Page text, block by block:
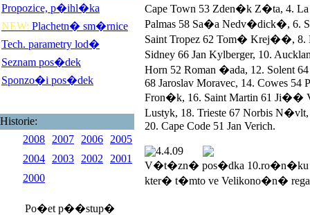
Propozice, p�ihl�ka
NEW: Plachetn� sm�rnice
Tech. parametry lod�
Seznam pos�dek
Sponzo�i pos�dek
Historie:
2008
2007 2006
2005
2004
2003 2002
2001
2000
Po�et p��stup�
Cape Town 53 Zden�k Z�ta, 4.
Palmas 58 Sa�a Nedv�dick�, 6.
Saint Tropez 62 Tom� Krej��, 8.
Sidney 66 Jan Kylberger, 10.
Horn 52 Roman �ada, 12. Solent
68 Jaroslav Moravec, 14. Cowes 54
Fron�k, 16. Saint Martin 61 Ji��
Lustyk, 18. Trieste 67 Norbis
20. Cape Code 51 Jan Verich.
4.4.09
V�t�zn� pos�dka 10.ro�n�ku
kter� t�mto ve Velikono�n�